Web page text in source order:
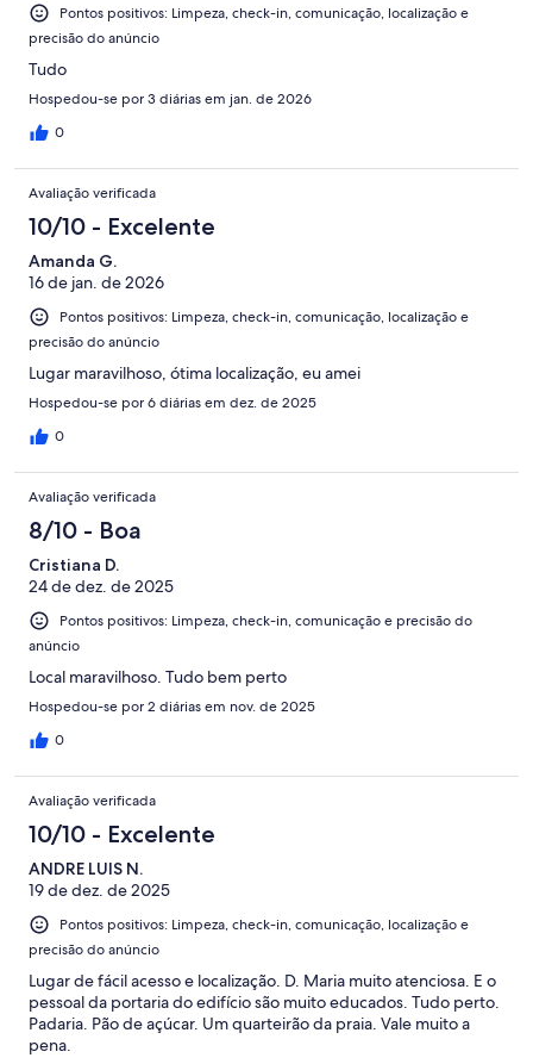
Pontos positivos: Limpeza, check-in, comunicação, localização e
precisão do anúncio
Tudo
Hospedou-se por 3 diárias em jan. de 2026
0
Avaliação verificada
10/10 - Excelente
Amanda G.
16 de jan. de 2026
Pontos positivos: Limpeza, check-in, comunicação, localização e
precisão do anúncio
Lugar maravilhoso, ótima localização, eu amei
Hospedou-se por 6 diárias em dez. de 2025
0
Avaliação verificada
8/10 - Boa
Cristiana D.
24 de dez. de 2025
Pontos positivos: Limpeza, check-in, comunicação e precisão do
anúncio
Local maravilhoso. Tudo bem perto
Hospedou-se por 2 diárias em nov. de 2025
0
Avaliação verificada
10/10 - Excelente
ANDRE LUIS N.
19 de dez. de 2025
Pontos positivos: Limpeza, check-in, comunicação, localização e
precisão do anúncio
Lugar de fácil acesso e localização. D. Maria muito atenciosa. E o
pessoal da portaria do edifício são muito educados. Tudo perto.
Padaria. Pão de açúcar. Um quarteirão da praia. Vale muito a
pena.